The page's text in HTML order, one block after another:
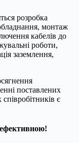
розробка
монтаж
кабелів до
роботи,
заземлення,
поставлених
є